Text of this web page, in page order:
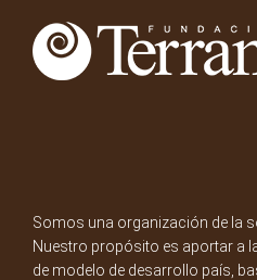
Somos una organización de la
Nuestro propósito es aportar a
de modelo de desarrollo país,